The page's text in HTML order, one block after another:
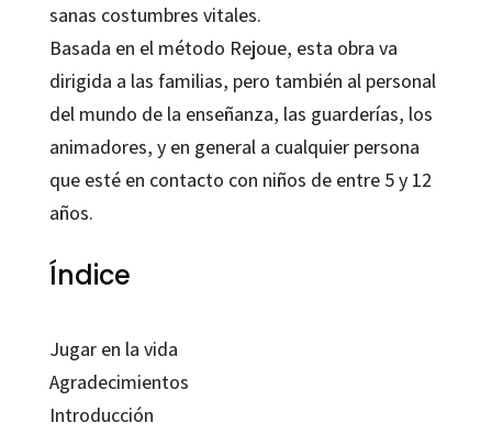
sanas costumbres vitales.
Basada en el método Rejoue, esta obra va
dirigida a las familias, pero también al personal
del mundo de la enseñanza, las guarderías, los
animadores, y en general a cualquier persona
que esté en contacto con niños de entre 5 y 12
años.
Índice
Jugar en la vida
Agradecimientos
Introducción